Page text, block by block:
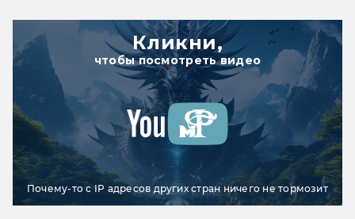
Кликни,
чтобы посмотреть видео
Почему-то с IP адресов других стран ничего не тормозит